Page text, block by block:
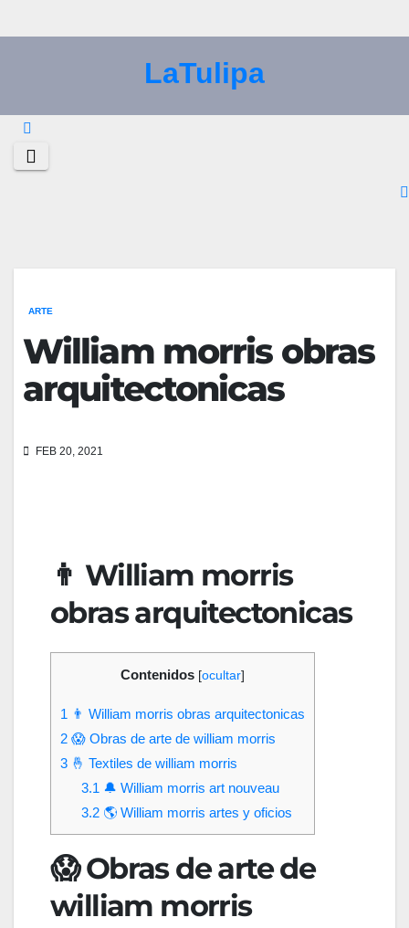
al
LaTulipa
ARTE
William morris obras
arquitectonicas
FEB 20, 2021
👨 William morris
obras arquitectonicas
Contenidos [ocultar]
1 👨 William morris obras arquitectonicas
2 😱 Obras de arte de william morris
3 🤞 Textiles de william morris
3.1 🔔 William morris art nouveau
3.2🌎 William morris artes y oficios
😱 Obras de arte de
william morris